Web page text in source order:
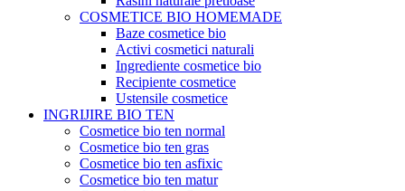
COSMETICE BIO HOMEMADE
Baze cosmetice bio
Activi cosmetici naturali
Ingrediente cosmetice bio
Recipiente cosmetice
Ustensile cosmetice
INGRIJIRE BIO TEN
Cosmetice bio ten normal
Cosmetice bio ten gras
Cosmetice bio ten asfixic
Cosmetice bio ten matur